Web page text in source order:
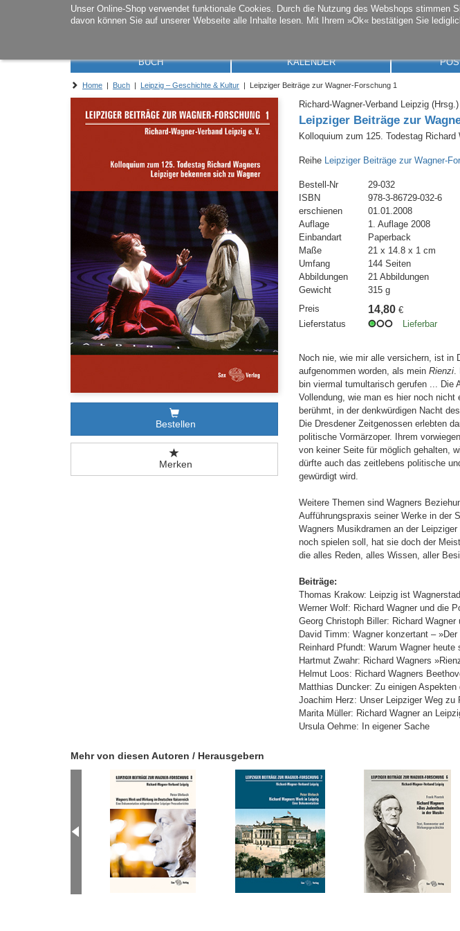
Unser Online-Shop verwendet funktionale Cookies. Durch die Nutzung des Webshops stimmen
davon können Sie auf unserer Webseite alle Inhalte lesen. Mit Ihrem »Ok« bestätigen Sie
BUCH KALENDER
Home | Buch | Leipzig – Geschichte & Kultur | Leipziger Beiträge zur Wagner-Forschung 1
Bestellen
Merken
Richard-Wagner-Verband Leipzig (Hrsg.)
Leipziger Beiträge zur
Kolloquium zum 125. Todestag
Reihe Leipziger Beiträge zur Wagner-
Bestell-Nr
29-032
ISBN
978-3-86729-032-6
erschienen
01.01.2008
Auflage
1. Auflage 2008
Einbandart
Paperback
Maße
21 x 14.8 x 1 cm
Umfang
144 Seiten
Abbildungen
21 Abbildungen
Gewicht
315 g
Preis
14,80 €
Lieferstatus
Lieferbar
Noch nie, wie mir alle versichern, ist in
aufgenommen worden, als mein Rienzi.
bin viermal tumultarisch gerufen ... Die
Vollendung, wie man es hier noch
berühmt, in der denkwürdigen Nacht
Die Dresdener Zeitgenossen erlebten
politische Vormärzoper. Ihrem
von keiner Seite für möglich gehalten,
dürfte auch das zeitlebens politische
gewürdigt wird.
Weitere Themen sind Wagners
Aufführungspraxis seiner Werke in der
Wagners Musikdramen an der
noch spielen soll, hat sie doch der
die alles Reden, alles Wissen, aller
Beiträge:
Thomas Krakow: Leipzig ist
Werner Wolf: Richard Wagner und die
Georg Christoph Biller: Richard Wagner
David Timm: Wagner konzertant –
Reinhard Pfundt: Warum Wagner heute
Hartmut Zwahr: Richard Wagners
Helmut Loos: Richard Wagners
Matthias Duncker: Zu einigen
Joachim Herz: Unser Leipziger Weg zu
Marita Müller: Richard Wagner an
Ursula Oehme: In eigener Sache
Mehr von diesen Autoren / Herausgebern